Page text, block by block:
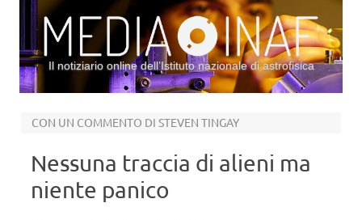
Il notiziario online dell’Istituto nazionale di astrofisica
CON UN COMMENTO DI STEVEN TINGAY
Nessuna traccia di alieni ma
niente panico